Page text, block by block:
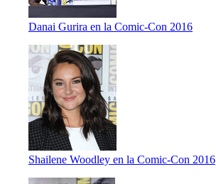
Danai Gurira en la Comic-Con 2016
Shailene Woodley en la Comic-Con 2016